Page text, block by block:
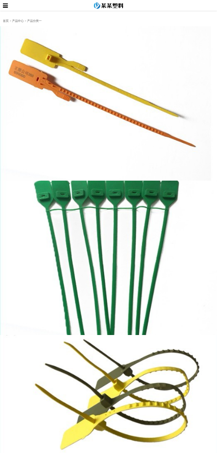
首页 > 产品中心 > 产品分类一